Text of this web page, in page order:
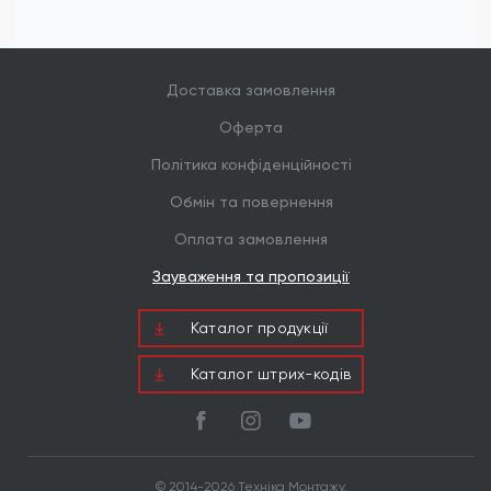
Доставка замовлення
Оферта
Політика конфіденційності
Обмін та повернення
Оплата замовлення
Зауваження та пропозиції
Каталог продукцiї
Каталог штрих-кодів
© 2014-2026 Техніка Монтажу.